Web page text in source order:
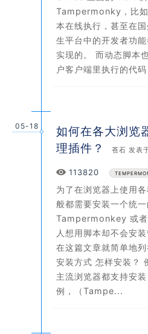
Tampermonky，比如
本在线执行，甚至在
生平台中的开发者功
实现的。 而动态脚本
户客户端里执行的代
05-18
如何在各大浏览
理插件？
苍石 发表
113820 Views
为了在浏览器上使用
般都需要安装一个统
Tampermonkey 或
人想用脚本却不会安
在这篇文章就简单地
安装方式 怎样安装？
主流浏览器都支持安
例，（Tampe...